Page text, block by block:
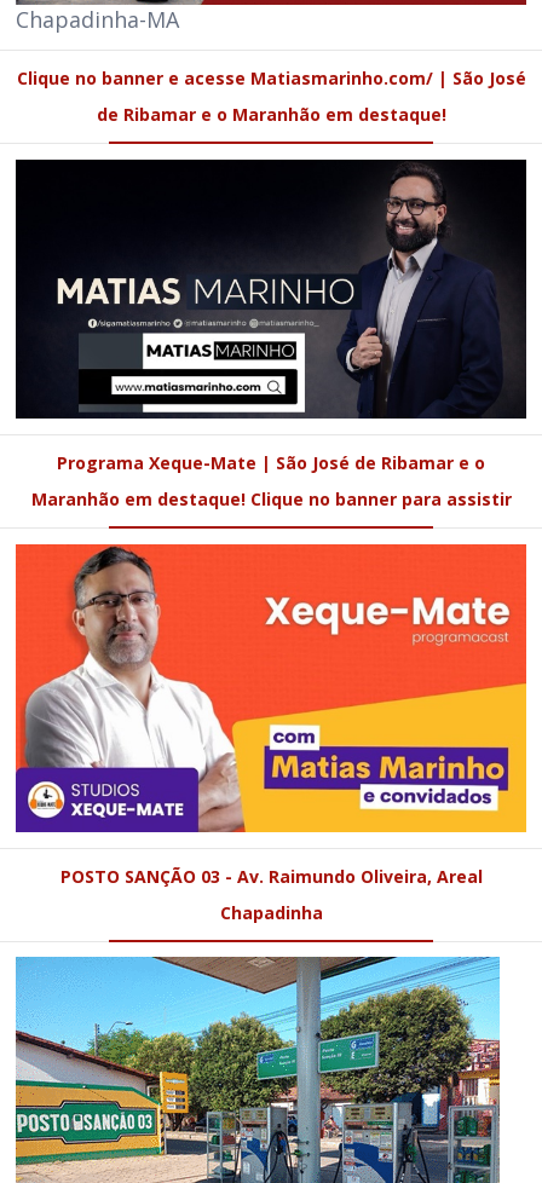
Chapadinha-MA
Clique no banner e acesse Matiasmarinho.com/ | São José
de Ribamar e o Maranhão em destaque!
Programa Xeque-Mate | São José de Ribamar e o
Maranhão em destaque! Clique no banner para assistir
POSTO SANÇÃO 03 - Av. Raimundo Oliveira, Areal
Chapadinha